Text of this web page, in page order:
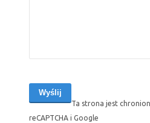
Ta strona jest
reCAPTCHA i Google